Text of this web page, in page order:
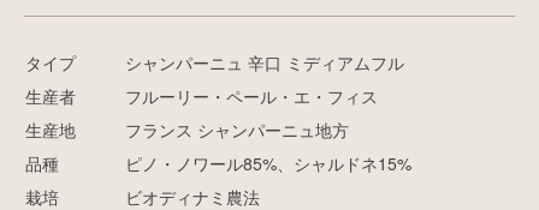
タイプ
シャンパーニュ 辛口 ミディアムフル
生産者
フルーリー・ペール・エ・フィス
生産地
フランス シャンパーニュ地方
品種
ピノ・ノワール85%、シャルドネ15%
栽培
ビオディナミ農法